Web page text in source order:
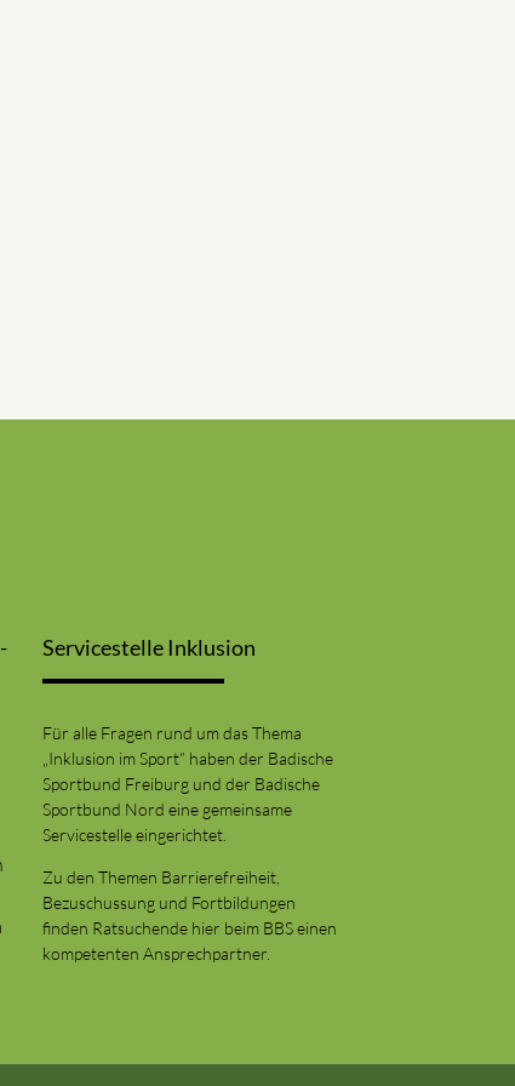
Servicestelle Inklusion
Für alle Fragen rund um das Thema
„Inklusion im Sport“ haben der Badische
Sportbund Freiburg und der Badische
Sportbund Nord eine gemeinsame
Servicestelle eingerichtet.
Zu den Themen Barrierefreiheit,
Bezuschussung und Fortbildungen
finden Ratsuchende hier beim BBS einen
kompetenten Ansprechpartner.